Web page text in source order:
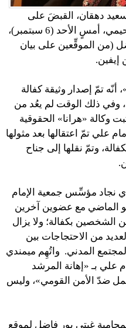
دهقان، القبضَ على
المديرة التنفيذية للجمعية زهرا رحيمي، أمسٍ الأحد (6 سبتمبر)،
(من الموقِّعين على بيان
تمّ إصدار وثيقة كفالة
وفي ذلك الوقت لم يعُد من
وكالة «هرانا» الحقوقية
علي تمّ اعتقالها بعد مثولها
وتمّ نقلها إلى جناح
نجاد مؤسِّس جمعية الإمام
تمّ اعتقاله يوم 21 يونيو الماضي مع عضوين آخرين
الشخصين بكفالة؛ ولا يزال
من الاحتجاجات بين
المدني. واتُهِم ميمندي
علي بـ «إهانة المرشد
ضدّ الأمن القومي»، وليس
غيتي بور فاضل لموقع